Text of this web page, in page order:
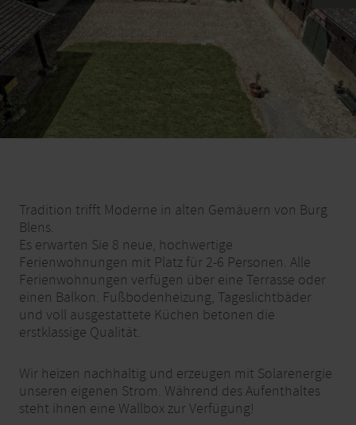
Tradition trifft Moderne in alten Gemäuern von Burg
Blens.
Es erwarten Sie 8 neue, hochwertige
Ferienwohnungen mit Platz für 2-6 Personen. Alle
Ferienwohnungen verfügen über eine Terrasse oder
einen Balkon. Fußbodenheizung, Tageslichtbäder
und voll ausgestattete Küchen betonen die
erstklassige Qualität.
Wir heizen nachhaltig und erzeugen mit Solarenergie
unseren eigenen Strom. Während des Aufenthaltes
steht ihnen eine Wallbox zur Verfügung!